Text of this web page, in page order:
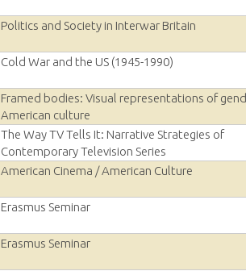
Politics and Society in Interwar Britain
Cold War and the US (1945-1990)
Framed bodies: Visual representations of
American culture
The Way TV Tells It: Narrative Strategies of
Contemporary Television Series
American Cinema / American Culture
Erasmus Seminar
Erasmus Seminar